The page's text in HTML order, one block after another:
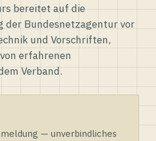
bereitet auf die
Bundesnetzagentur vor
und Vorschriften,
erfahrenen
Verband.
— unverbindliches